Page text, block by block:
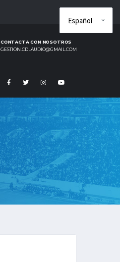
CONTACTA CON NOSOTROS
GESTION.CDLAUDIO@GMAIL.COM